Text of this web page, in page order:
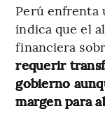
Perú enfrenta
indica que el
financiera
requerir
gobierno
margen para